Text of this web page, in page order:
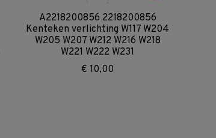
A2218200856 2218200856
Kenteken verlichting W117 W204
W205 W207 W212 W216 W218
W221 W222 W231
€ 10,00